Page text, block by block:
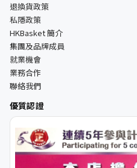
退換貨政策
私隱政策
HKBasket 簡介
集團及品牌成員
就業機會
業務合作
聯絡我們
優質認證